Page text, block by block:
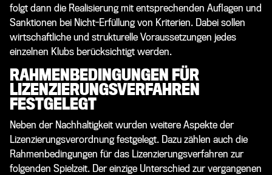
folgt dann die Realisierung mit entsprechenden Auflagen und
Sanktionen bei Nicht-Erfüllung von Kriterien. Dabei sollen
wirtschaftliche und strukturelle Voraussetzungen jedes
einzelnen Klubs berücksichtigt werden.
RAHMENBEDINGUNGEN FÜR
LIZENZIERUNGSVERFAHREN
FESTGELEGT
Neben der Nachhaltigkeit wurden weitere Aspekte der
Lizenzierungsverordnung festgelegt. Dazu zählen auch die
Rahmenbedingungen für das Lizenzierungsverfahren zur
folgenden Spielzeit. Der einzige Unterschied zur vergangenen